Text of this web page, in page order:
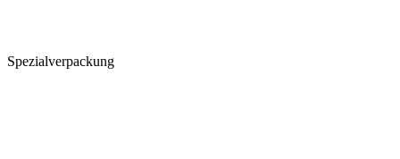
Spezialverpackung